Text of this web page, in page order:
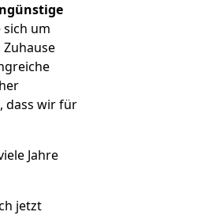
sich um
dass wir für
Jahre
jetzt